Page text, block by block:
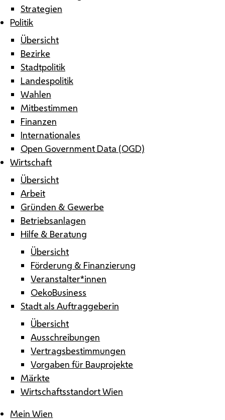
Strategien
Politik
Übersicht
Bezirke
Stadtpolitik
Landespolitik
Wahlen
Mitbestimmen
Finanzen
Internationales
Open Government Data (OGD)
Wirtschaft
Übersicht
Arbeit
Gründen & Gewerbe
Betriebsanlagen
Hilfe & Beratung
Übersicht
Förderung & Finanzierung
Veranstalter*innen
OekoBusiness
Stadt als Auftraggeberin
Übersicht
Ausschreibungen
Vertragsbestimmungen
Vorgaben für Bauprojekte
Märkte
Wirtschaftsstandort Wien
Mein Wien